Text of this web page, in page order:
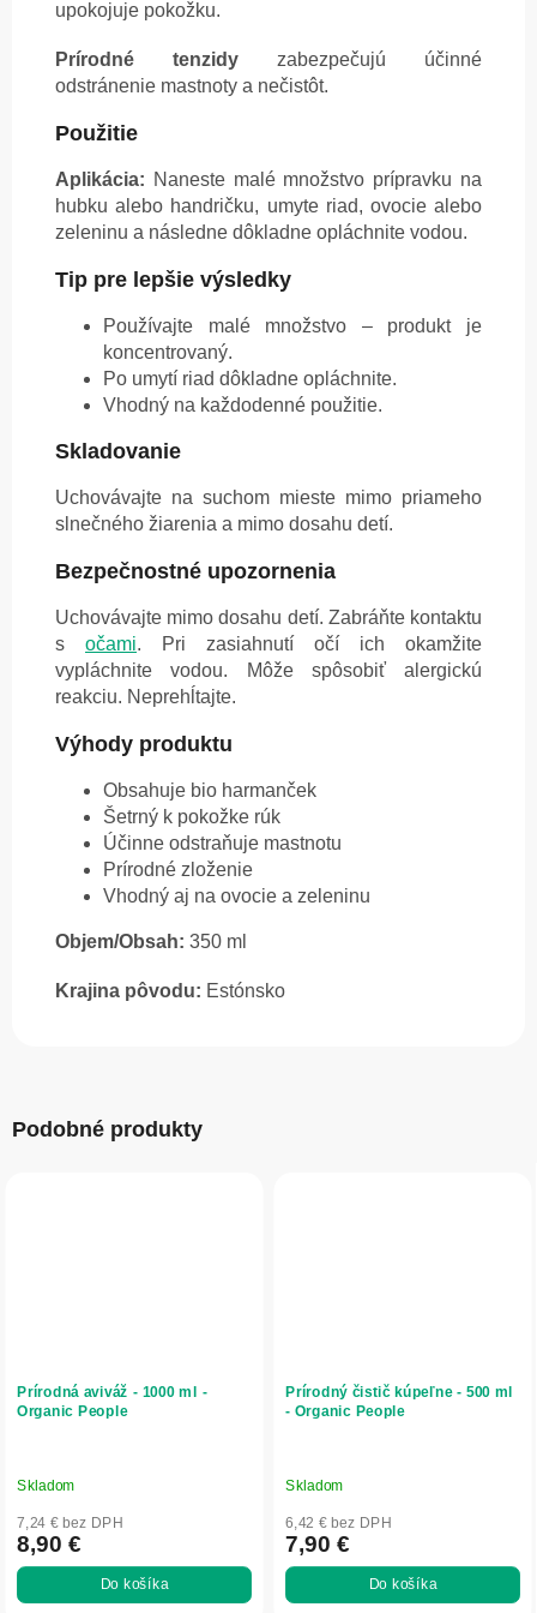
upokojuje pokožku.
Prírodné tenzidy zabezpečujú účinné
odstránenie mastnoty a nečistôt.
Použitie
Aplikácia: Naneste malé množstvo prípravku na
hubku alebo handričku, umyte riad, ovocie alebo
zeleninu a následne dôkladne opláchnite vodou.
Tip pre lepšie výsledky
Používajte malé množstvo – produkt je
koncentrovaný.
Po umytí riad dôkladne opláchnite.
Vhodný na každodenné použitie.
Skladovanie
Uchovávajte na suchom mieste mimo priameho
slnečného žiarenia a mimo dosahu detí.
Bezpečnostné upozornenia
Uchovávajte mimo dosahu detí. Zabráňte kontaktu
s očami. Pri zasiahnutí očí ich okamžite
vypláchnite vodou. Môže spôsobiť alergickú
reakciu. Neprehĺtajte.
Výhody produktu
Obsahuje bio harmanček
Šetrný k pokožke rúk
Účinne odstraňuje mastnotu
Prírodné zloženie
Vhodný aj na ovocie a zeleninu
Objem/Obsah: 350 ml
Krajina pôvodu: Estónsko
Podobné produkty
Prírodná aviváž - 1000 ml -
Organic People
Skladom
7,24 € bez DPH
8,90 €
Do košíka
Prírodný čistič kúpeľne - 500 ml
- Organic People
Skladom
6,42 € bez DPH
7,90 €
Do košíka